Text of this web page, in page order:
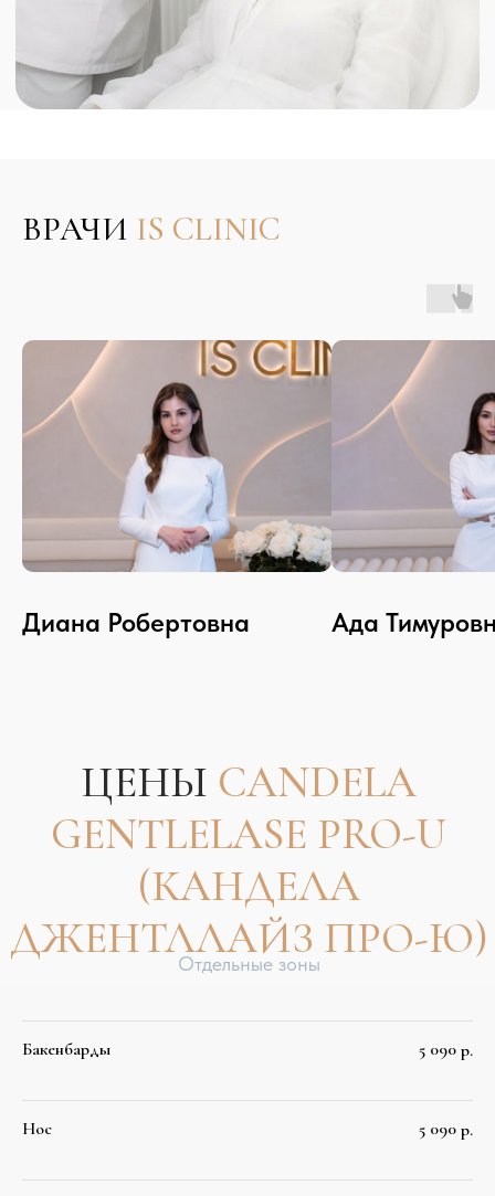
ВРАЧИ IS CLINIC
Диана Робертовна Ада
Бакенбарды 5 090 р.
Нос 5 090 р.
ЦЕНЫ CANDELA
GENTLELASE PRO-U
(КАНДЕЛА
(КАНДЕЛА
ДЖЕНТЛЛАЙЗ ПРО-Ю)
Комплексы 5 процедур